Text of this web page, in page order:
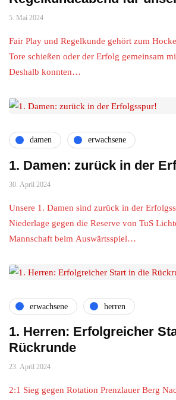
5. Mai 2024
Fair Play und Regelkunde gehört zum
Tore schießen oder der Erfolg gemeinsam
Deshalb konnten…
damen erwachsene
1. Damen: zurück in der
30. April 2024
Unsere 1. Damen sind zurück in der
Niederlage gegen die Reserve von TuS
Mannschaft beim Auswärtsspiel…
erwachsene herren
1. Herren: Erfolgreicher
Rückrunde
23. April 2024
2:1 Sieg gegen Rotation Prenzlauer Berg